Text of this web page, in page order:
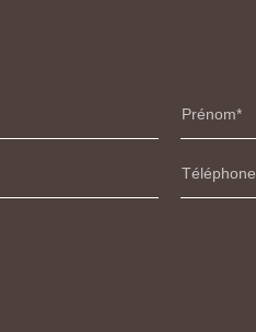
Prénom
Téléphone